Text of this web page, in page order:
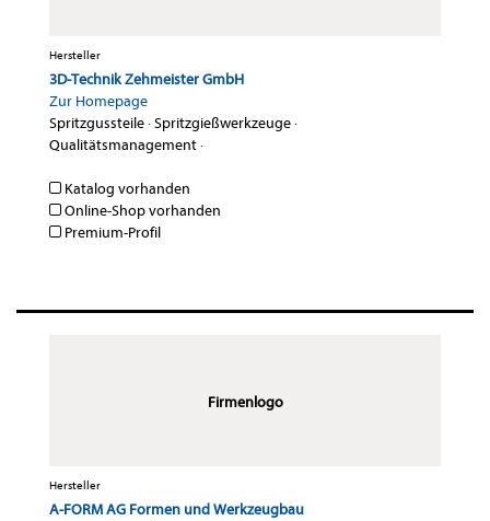
Hersteller
3D-Technik Zehmeister GmbH
Zur Homepage
Spritzgussteile·Spritzgießwerkzeuge·
Qualitätsmanagement·
Katalog vorhanden
Online-Shop vorhanden
Premium-Profil
Firmenlogo
Hersteller
A-FORM AG Formen und Werkzeugbau